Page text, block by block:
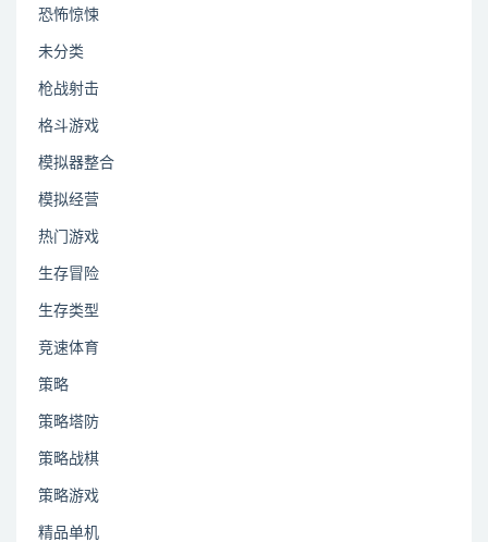
恐怖惊悚
未分类
枪战射击
格斗游戏
模拟器整合
模拟经营
热门游戏
生存冒险
生存类型
竞速体育
策略
策略塔防
策略战棋
策略游戏
精品单机